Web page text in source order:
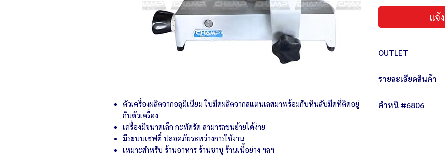
ตัวเครื่องผลิตจากอลูมิเนียม ใบมีดผลิตจากสแตนเลสมาพร้อมกับหินลับมีดที่ติดอยู่
กับตัวเครื่อง
เครื่องมีขนาดเล็ก กะทัดรัด สามารถขนย้ายได้ง่าย
มีระบบเซฟตี้ ปลอดภัยระหว่างการใช้งาน
เหมาะสำหรับ ร้านอาหาร ร้านชาบู ร้านเนื้อย่าง ฯลฯ
แจ้
OUTLET
เพิ่มตัวเลือกให้กับคุณ
ไม่ลดฟังชั่นการทำงาน
รายละเอียดสินค้า
น้ำหนัก 16 กิโลกรัม
ตำหนิ #6806